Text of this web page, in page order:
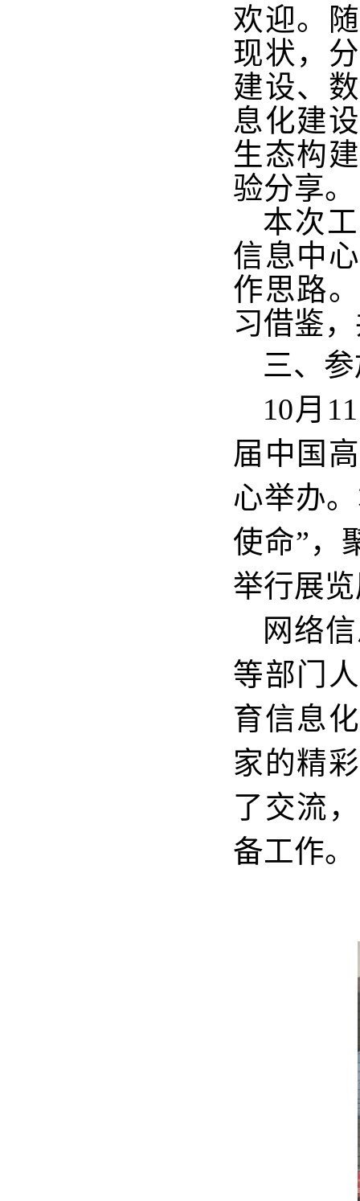
欢迎。
现状，
建设、
息化建
生态构
验分享。
本次
信息中
作思路
习借鉴
三、
10月
届中国
心举办
使命”，
举行展
网络
等部门
育信息
家的精
了交流
备工作。